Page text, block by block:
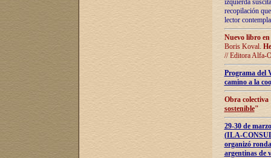
izquierda
recopilación
lector
Nuevo libro
Boris Koval.
// Editora Alfa-
Programa del
camino a la
Obra
sostenible"
29-30 de
(ILA-
organizó
argentinas de